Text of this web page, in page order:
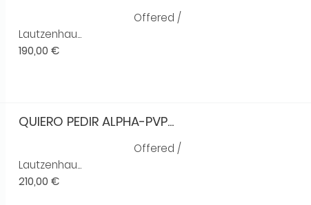
Lautzenhau...
190,00 €
Offered /
QUIERO PEDIR ALPHA-PVP...
Lautzenhau...
210,00 €
Offered /